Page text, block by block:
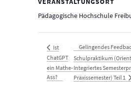
Pädagogische Hochschule
Ist
ChatGPT
ein Mathe-
Ass?
Gelingendes
Schulpraktikum
Integriertes
Praxissemester) Teil 1